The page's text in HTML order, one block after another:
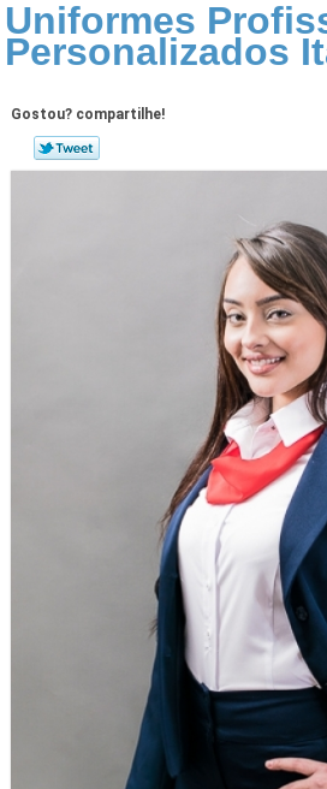
Uniformes
Personalizados
Gostou? compartilhe!